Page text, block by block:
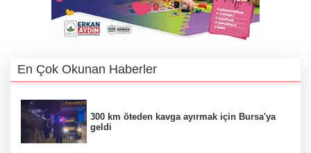
En Çok Okunan Haberler
300 km öteden kavga ayırmak için Bursa'ya
geldi